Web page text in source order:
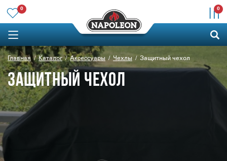
0 0
Главная Каталог Аксессуары Чехлы Защитный чехол
ЗАЩИТНЫЙ ЧЕХОЛ